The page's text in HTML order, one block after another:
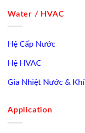
Water / HVAC
Hệ Cấp Nước
Hệ HVAC
Gia Nhiệt Nước & Khí
Application